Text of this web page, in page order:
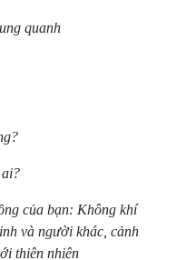
quanh
của bạn: Không khí
và người khác, cảnh
thiên nhiên